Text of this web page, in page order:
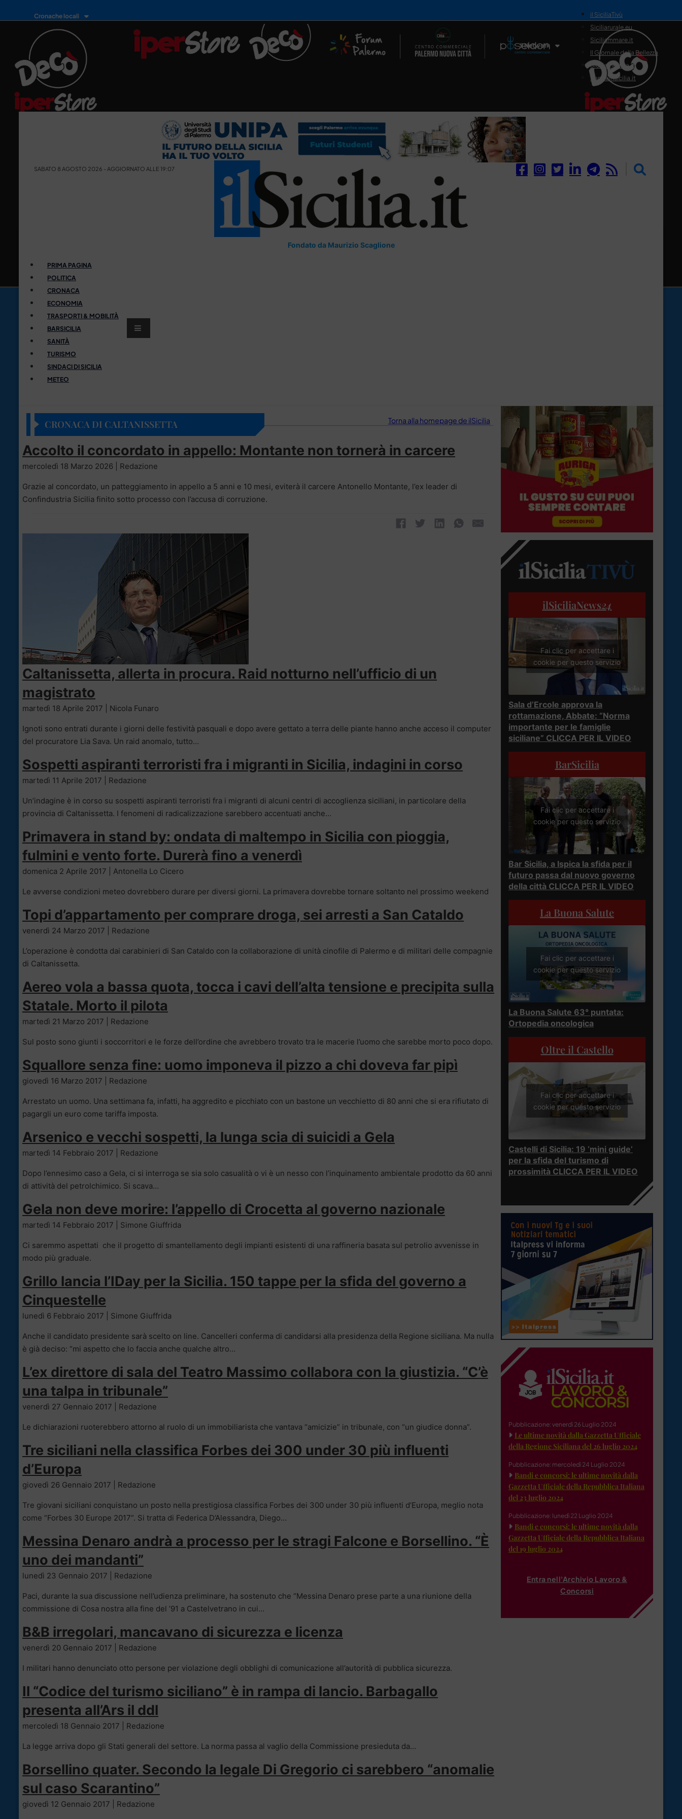
Cronache locali
Il Network
il SiciliaTivù
Siciliarurale.eu
Siciliammare.it
Il Giornale della Bellezza
Siciliamedica.it
Sanitainsicilia.it
SABATO 8 AGOSTO 2026 - AGGIORNATO ALLE 19:07
Fondato da Maurizio Scaglione
PRIMA PAGINA
POLITICA
CRONACA
ECONOMIA
TRASPORTI & MOBILITÀ
BARSICILIA
SANITÀ
TURISMO
SINDACI DI SICILIA
METEO
CRONACA DI CALTANISSETTA Torna alla homepage de ilSicilia
Accolto il concordato in appello: Montante non tornerà in carcere
mercoledì 18 Marzo 2026 | Redazione
Grazie al concordato, un patteggiamento in appello a 5 anni e 10 mesi, eviterà il carcere Antonello Montante, l’ex leader di
Confindustria Sicilia finito sotto processo con l’accusa di corruzione.
Caltanissetta, allerta in procura. Raid notturno nell’ufficio di un
magistrato
martedì 18 Aprile 2017 | Nicola Funaro
Ignoti sono entrati durante i giorni delle festività pasquali e dopo avere gettato a terra delle piante hanno anche acceso il computer
del procuratore Lia Sava. Un raid anomalo, tutto…
Sospetti aspiranti terroristi fra i migranti in Sicilia, indagini in corso
martedì 11 Aprile 2017 | Redazione
Un’indagine è in corso su sospetti aspiranti terroristi fra i migranti di alcuni centri di accoglienza siciliani, in particolare della
provincia di Caltanissetta. I fenomeni di radicalizzazione sarebbero accentuati anche…
Primavera in stand by: ondata di maltempo in Sicilia con pioggia,
fulmini e vento forte. Durerà fino a venerdì
domenica 2 Aprile 2017 | Antonella Lo Cicero
Le avverse condizioni meteo dovrebbero durare per diversi giorni. La primavera dovrebbe tornare soltanto nel prossimo weekend
Topi d’appartamento per comprare droga, sei arresti a San Cataldo
venerdì 24 Marzo 2017 | Redazione
L’operazione è condotta dai carabinieri di San Cataldo con la collaborazione di unità cinofile di Palermo e di militari delle compagnie
di Caltanissetta.
Aereo vola a bassa quota, tocca i cavi dell’alta tensione e precipita sulla
Statale. Morto il pilota
martedì 21 Marzo 2017 | Redazione
Sul posto sono giunti i soccorritori e le forze dell’ordine che avrebbero trovato tra le macerie l’uomo che sarebbe morto poco dopo.
Squallore senza fine: uomo imponeva il pizzo a chi doveva far pipì
giovedì 16 Marzo 2017 | Redazione
Arrestato un uomo. Una settimana fa, infatti, ha aggredito e picchiato con un bastone un vecchietto di 80 anni che si era rifiutato di
pagargli un euro come tariffa imposta.
Arsenico e vecchi sospetti, la lunga scia di suicidi a Gela
martedì 14 Febbraio 2017 | Redazione
Dopo l’ennesimo caso a Gela, ci si interroga se sia solo casualità o vi è un nesso con l’inquinamento ambientale prodotto da 60 anni
di attività del petrolchimico. Si scava…
Gela non deve morire: l’appello di Crocetta al governo nazionale
martedì 14 Febbraio 2017 | Simone Giuffrida
Ci saremmo aspettati che il progetto di smantellamento degli impianti esistenti di una raffineria basata sul petrolio avvenisse in
modo più graduale.
Grillo lancia l’IDay per la Sicilia. 150 tappe per la sfida del governo a
Cinquestelle
lunedì 6 Febbraio 2017 | Simone Giuffrida
Anche il candidato presidente sarà scelto on line. Cancelleri conferma di candidarsi alla presidenza della Regione siciliana. Ma nulla
è già deciso: “mi aspetto che lo faccia anche qualche altro…
L’ex direttore di sala del Teatro Massimo collabora con la giustizia. “C’è
una talpa in tribunale”
venerdì 27 Gennaio 2017 | Redazione
Le dichiarazioni ruoterebbero attorno al ruolo di un immobiliarista che vantava “amicizie” in tribunale, con “un giudice donna”.
Tre siciliani nella classifica Forbes dei 300 under 30 più influenti
d’Europa
giovedì 26 Gennaio 2017 | Redazione
Tre giovani siciliani conquistano un posto nella prestigiosa classifica Forbes dei 300 under 30 più influenti d’Europa, meglio nota
come “Forbes 30 Europe 2017”. Si tratta di Federica D’Alessandra, Diego…
Messina Denaro andrà a processo per le stragi Falcone e Borsellino. “È
uno dei mandanti”
lunedì 23 Gennaio 2017 | Redazione
Paci, durante la sua discussione nell’udienza preliminare, ha sostenuto che “Messina Denaro prese parte a una riunione della
commissione di Cosa nostra alla fine del ’91 a Castelvetrano in cui…
B&B irregolari, mancavano di sicurezza e licenza
venerdì 20 Gennaio 2017 | Redazione
I militari hanno denunciato otto persone per violazione degli obblighi di comunicazione all’autorità di pubblica sicurezza.
Il “Codice del turismo siciliano” è in rampa di lancio. Barbagallo
presenta all’Ars il ddl
mercoledì 18 Gennaio 2017 | Redazione
La legge arriva dopo gli Stati generali del settore. La norma passa al vaglio della Commissione presieduta da…
Borsellino quater. Secondo la legale Di Gregorio ci sarebbero “anomalie
sul caso Scarantino”
giovedì 12 Gennaio 2017 | Redazione
ilSiciliaNews24
Fai clic per accettare i
cookie per questo servizio
Sala d’Ercole approva la
rottamazione, Abbate: “Norma
importante per le famiglie
siciliane” CLICCA PER IL VIDEO
BarSicilia
Fai clic per accettare i
cookie per questo servizio
Bar Sicilia, a Ispica la sfida per il
futuro passa dal nuovo governo
della città CLICCA PER IL VIDEO
La Buona Salute
Fai clic per accettare i
cookie per questo servizio
La Buona Salute 63° puntata:
Ortopedia oncologica
Oltre il Castello
Fai clic per accettare i
cookie per questo servizio
Castelli di Sicilia: 19 ‘mini guide’
per la sfida del turismo di
prossimità CLICCA PER IL VIDEO
Pubblicazione: venerdì 26 Luglio 2024
Le ultime novità dalla Gazzetta Ufficiale
della Regione Siciliana del 26 luglio 2024
Pubblicazione: mercoledì 24 Luglio 2024
Bandi e concorsi: le ultime novità dalla
Gazzetta Ufficiale della Repubblica Italiana
del 23 luglio 2024
Pubblicazione: lunedì 22 Luglio 2024
Bandi e concorsi: le ultime novità dalla
Gazzetta Ufficiale della Repubblica Italiana
del 19 luglio 2024
Entra nell'Archivio Lavoro &
Concorsi